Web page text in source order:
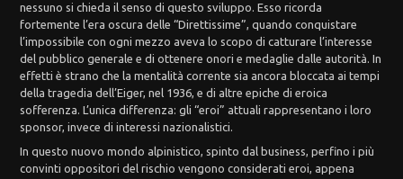
nessuno si chieda il senso di questo sviluppo. Esso ricorda
fortemente l’era oscura delle “Direttissime”, quando conquistare
l’impossibile con ogni mezzo aveva lo scopo di catturare l’interesse
del pubblico generale e di ottenere onori e medaglie dalle autorità. In
effetti è strano che la mentalità corrente sia ancora bloccata ai tempi
della tragedia dell’Eiger, nel 1936, e di altre epiche di eroica
sofferenza. L’unica differenza: gli “eroi” attuali rappresentano i loro
sponsor, invece di interessi nazionalistici.
In questo nuovo mondo alpinistico, spinto dal business, perfino i più
convinti oppositori del rischio vengono considerati eroi, appena